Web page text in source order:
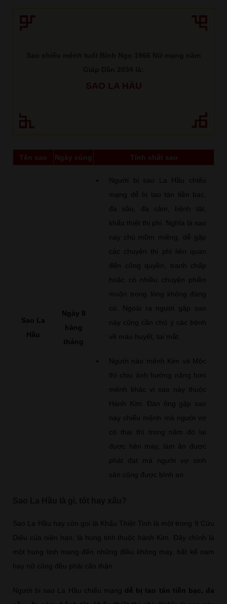
SAO LA HẦU
Tên sao Ngày cúng Tính chất sao
Sao La
Hầu
Ngày 8
hàng
tháng
Người bị sao La Hầu chiếu
mạng dễ bị tao tán tiền bạc,
đa sầu, đa cảm, bệnh tật,
khẩu thiệt thị phi. Nghĩa là sao
này chủ mồm miệng, dễ gặp
các chuyện thị phi liên quan
đến công quyền, tranh chấp
hoặc có nhiều chuyện phiền
muộn trong lòng không đáng
có. Ngoài ra người gặp sao
này cũng cần chú ý các bệnh
về máu huyết, tai mắt.
Người nào mệnh Kim và Mộc
thì chịu ảnh hưởng nặng hơn
mệnh khác vì sao này thuộc
Hành Kim. Đàn ông gặp sao
này chiếu mệnh mà người vợ
có thai thì trong năm đó lại
được hên may, làm ăn được
phát đạt mà người vợ sinh
sản cũng được bình an.
Sao La Hầu hay còn gọi là Khẩu Thiệt Tinh là một trong 9 Cửu
Diệu của niên hạn, là hung tinh thuộc hành Kim. Đây chính là
một hung tinh mang đến những điều không may, bất kể nam
hay nữ cũng đều phải cẩn thận.
Người bị sao La Hầu chiếu mạng dễ bị tao tán tiền bạc, đa